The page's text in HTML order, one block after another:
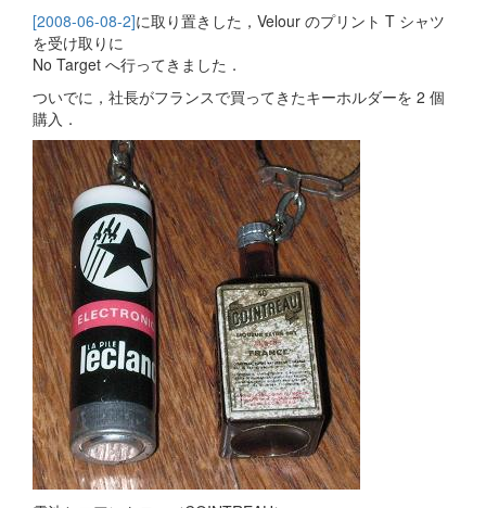
[2008-06-08-2]に取り置きした，Velour のプリント T シャツ
を受け取りに
No Target へ行ってきました．
ついでに，社長がフランスで買ってきたキーホルダーを 2 個
購入．